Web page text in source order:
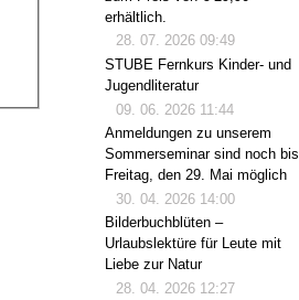
erhältlich.
28. 07. 2026 09:49
STUBE Fernkurs Kinder- und
Jugendliteratur
09. 06. 2026 11:44
Anmeldungen zu unserem
Sommerseminar sind noch bis
Freitag, den 29. Mai möglich
30. 04. 2026 14:00
Bilderbuchblüten –
Urlaubslektüre für Leute mit
Liebe zur Natur
28. 04. 2026 12:27